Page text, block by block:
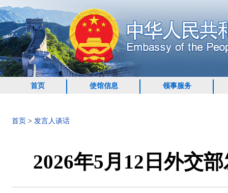
首页 使馆信息 领事服务
首页 > 发言人谈话
2026年5月12日外交